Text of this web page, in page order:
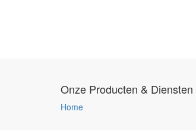
Onze Producten & Diensten
Home